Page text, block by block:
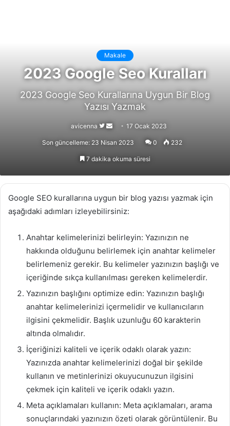
Makale
2023 Google Seo Kuralları
2023 Google Seo Kurallarına Uygun Bir Blog
Yazısı Yazmak
avicenna
Follow
Bir
göndermek
17 Ocak 2023
Son güncelleme: 23 Nisan 2023 0 232
7 dakika okuma süresi
Google SEO kurallarına uygun bir blog yazısı yazmak için
aşağıdaki adımları izleyebilirsiniz:
Anahtar kelimelerinizi belirleyin: Yazınızın ne
hakkında olduğunu belirlemek için anahtar kelimeler
belirlemeniz gerekir. Bu kelimeler yazınızın başlığı ve
içeriğinde sıkça kullanılması gereken kelimelerdir.
Yazınızın başlığını optimize edin: Yazınızın başlığı
anahtar kelimelerinizi içermelidir ve kullanıcıların
ilgisini çekmelidir. Başlık uzunluğu 60 karakterin
altında olmalıdır.
İçeriğinizi kaliteli ve içerik odaklı olarak yazın:
Yazınızda anahtar kelimelerinizi doğal bir şekilde
kullanın ve metinlerinizi okuyucunuzun ilgisini
çekmek için kaliteli ve içerik odaklı yazın.
Meta açıklamaları kullanın: Meta açıklamaları, arama
sonuçlarındaki yazınızın özeti olarak görüntülenir. Bu